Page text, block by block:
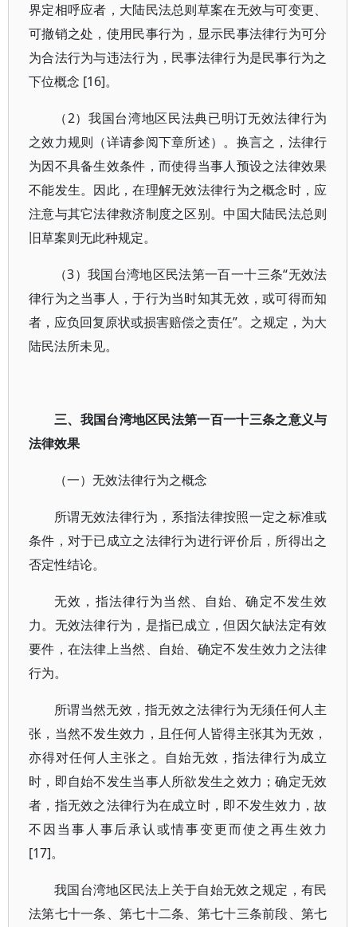
界定相呼应者，大陆民法总则草案在无效与可变更、
可撤销之处，使用民事行为，显示民事法律行为可分
为合法行为与违法行为，民事法律行为是民事行为之
下位概念 [16]。
（2）我国台湾地区民法典已明订无效法律行为
之效力规则（详请参阅下章所述）。换言之，法律行
为因不具备生效条件，而使得当事人预设之法律效果
不能发生。因此，在理解无效法律行为之概念时，应
注意与其它法律救济制度之区别。中国大陆民法总则
旧草案则无此种规定。
（3）我国台湾地区民法第一百一十三条“无效法
律行为之当事人，于行为当时知其无效，或可得而知
者，应负回复原状或损害赔偿之责任”。之规定，为大
陆民法所未见。
三、我国台湾地区民法第一百一十三条之意义与
法律效果
（一）无效法律行为之概念
所谓无效法律行为，系指法律按照一定之标准或
条件，对于已成立之法律行为进行评价后，所得出之
否定性结论。
无效，指法律行为当然、自始、确定不发生效
力。无效法律行为，是指已成立，但因欠缺法定有效
要件，在法律上当然、自始、确定不发生效力之法律
行为。
所谓当然无效，指无效之法律行为无须任何人主
张，当然不发生效力，且任何人皆得主张其为无效，
亦得对任何人主张之。自始无效，指法律行为成立
时，即自始不发生当事人所欲发生之效力；确定无效
者，指无效之法律行为在成立时，即不发生效力，故
不因当事人事后承认或情事变更而使之再生效力
[17]。
我国台湾地区民法上关于自始无效之规定，有民
法第七十一条、第七十二条、第七十三条前段、第七